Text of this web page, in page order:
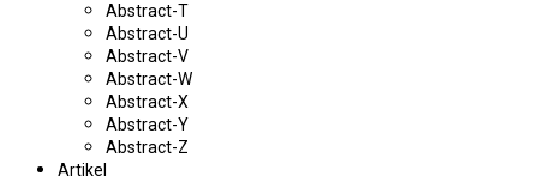
Abstract-T
Abstract-U
Abstract-V
Abstract-W
Abstract-X
Abstract-Y
Abstract-Z
Artikel